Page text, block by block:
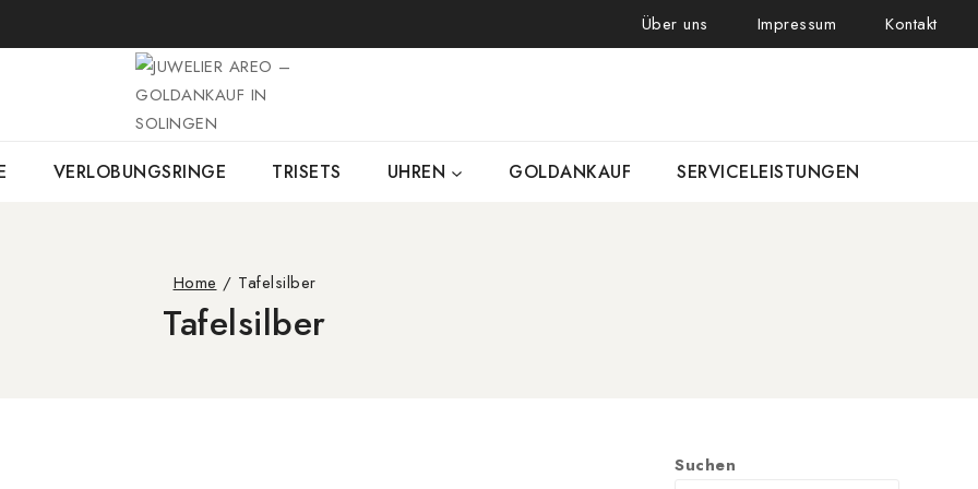
Über uns Impressum Kontakt
VERLOBUNGSRINGE TRISETS UHREN GOLDANKAUF SERVICELEISTUNGEN
Home / Tafelsilber
Tafelsilber
Suchen